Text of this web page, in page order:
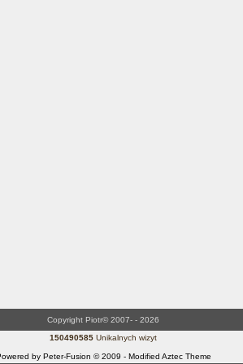
Copyright Piotr© 2007- - 2026
150490585 Unikalnych wizyt
by Peter-Fusion © 2009 - Modified Aztec Theme